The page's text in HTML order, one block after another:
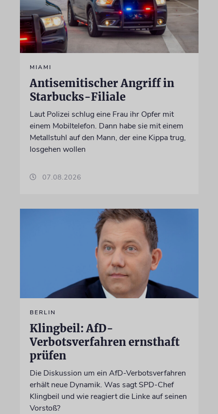
MIAMI
Antisemitischer Angriff in
Starbucks-Filiale
Laut Polizei schlug eine Frau ihr Opfer mit
einem Mobiltelefon. Dann habe sie mit einem
Metallstuhl auf den Mann, der eine Kippa trug,
losgehen wollen
07.08.2026
BERLIN
Klingbeil: AfD-
Verbotsverfahren ernsthaft
prüfen
Die Diskussion um ein AfD-Verbotsverfahren
erhält neue Dynamik. Was sagt SPD-Chef
Klingbeil und wie reagiert die Linke auf seinen
Vorstoß?